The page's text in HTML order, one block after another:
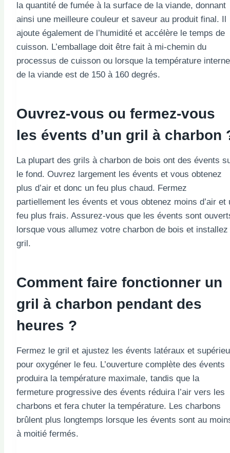
la quantité de fumée à la surface de la viande, donnant
ainsi une meilleure couleur et saveur au produit final. Il
ajoute également de l’humidité et accélère le temps de
cuisson. L’emballage doit être fait à mi-chemin du
processus de cuisson ou lorsque la température interne
de la viande est de 150 à 160 degrés.
Ouvrez-vous ou fermez-vous
les évents d’un gril à charbon
La plupart des grils à charbon de bois ont des évents
le fond. Ouvrez largement les évents et vous obtenez
plus d’air et donc un feu plus chaud. Fermez
partiellement les évents et vous obtenez moins d’air et
feu plus frais. Assurez-vous que les évents sont
lorsque vous allumez votre charbon de bois et installez
gril.
Comment faire fonctionner un
gril à charbon pendant des
heures ?
Fermez le gril et ajustez les évents latéraux et
pour oxygéner le feu. L’ouverture complète des évents
produira la température maximale, tandis que la
fermeture progressive des évents réduira l’air vers les
charbons et fera chuter la température. Les charbons
brûlent plus longtemps lorsque les évents sont au
à moitié fermés.